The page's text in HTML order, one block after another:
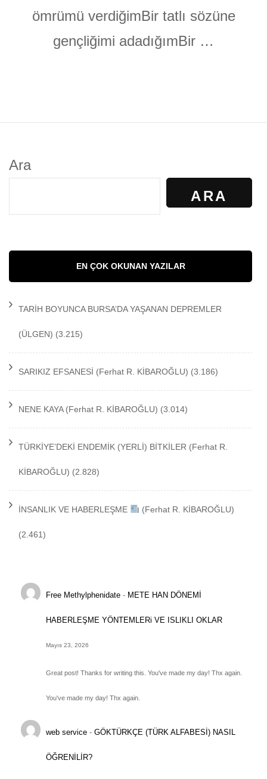
ömrümü verdiğimBir tatlı sözüne
gençliğimi adadığımBir …
Ara
ARA
EN ÇOK OKUNAN YAZILAR
TARİH BOYUNCA BURSA’DA YAŞANAN DEPREMLER
(ÜLGEN) (3.215)
SARIKIZ EFSANESİ (Ferhat R. KİBAROĞLU) (3.186)
NENE KAYA (Ferhat R. KİBAROĞLU) (3.014)
TÜRKİYE’DEKİ ENDEMİK (YERLİ) BİTKİLER (Ferhat R.
KİBAROĞLU) (2.828)
İNSANLIK VE HABERLEŞME (Ferhat R. KİBAROĞLU)
(2.461)
Free Methylphenidate - METE HAN DÖNEMİ
HABERLEŞME YÖNTEMLERi VE ISLIKLI OKLAR
Mayıs 23, 2026
Great post! Thanks for writing this. You've made my day! Thx again.
You've made my day! Thx again.
web service -GÖKTÜRKÇE (TÜRK ALFABESİ) NASIL
ÖĞRENİLİR?